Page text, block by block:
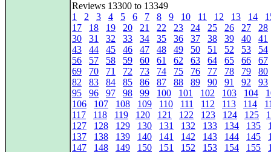
Reviews 13300 to 13349
1
2 3 4 5 6 7 8 9 10 11 12 13 14
17
18 19 20 21 22 23 24 25 26 27
28
30
31 32 33 34 35 36 37 38 39 40
41
43
44 45 46 47 48 49 50 51 52 53
54
56
57 58 59 60 61 62 63 64 65 66
67
69
70 71 72 73 74 75 76 77 78 79
80
82
83 84 85 86 87 88 89 90 91 92
93
95
96 97 98 99 100 101 102 103 104
106
107 108 109 110 111 112 113 114
117
118 119 120 121 122 123 124 125
127
128 129 130 131 132 133 134 135
137
138 139 140 141 142 143 144 145
147
148 149 150 151 152 153 154 155